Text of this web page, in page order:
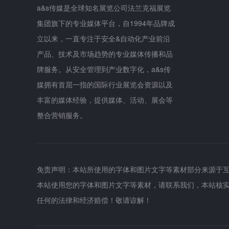
a&s传媒是全球知名展览公司法兰克福展览
集团旗下的专业媒体平台，自1994年品牌成
立以来，一直专注于安全&自动化产业前沿
产品、技术及市场趋势的专业媒体传播和品
牌服务。从安全管理到产业数字化，a&s传
媒拥有首屈一指的国际行业展览会资源以及
丰富的媒体经验，提供媒体、活动、展会等
整合营销服务。
免责声明：本站所使用的字体和图片文字等素材部分来源
本站使用您的字体和图片文字等素材，请联系我们，本站
任何的法律和经济赔偿！敬请谅解！